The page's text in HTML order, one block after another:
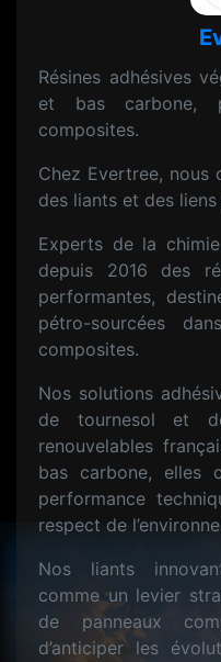
Résines adhésives
et bas carbone,
composites.
Chez Evertree, nous
des liants et des
Experts de la
depuis 2016 des
performantes,
pétro-sourcées
composites.
Nos solutions
de tournesol et
renouvelables
bas carbone, elles
performance
respect de
Nos liants
comme un levier
de panneaux
d’anticiper les